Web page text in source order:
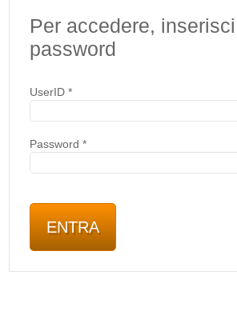
Per accedere,
password
UserID*
Password*